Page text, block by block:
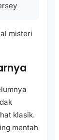
misteri
klasik.
mentah